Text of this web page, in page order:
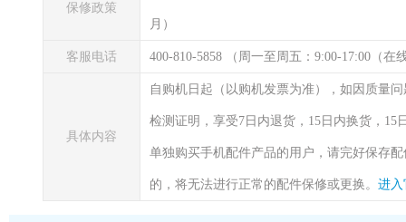
保修政策
月）
客服电话 400-810-5858 （周一至周五：9:00-17:00（在
具体内容
自购机日起（以购机发票为准），如因质量
检测证明，享受7日内退货，15日内换货，
单独购买手机配件产品的用户，请完好保存
的，将无法进行正常的配件保修或更换。 进入